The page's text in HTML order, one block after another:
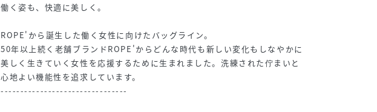
働く姿も、快適に美しく。
ROPE'から誕生した働く女性に向けたバッグライン。
50年以上続く老舗ブランドROPE'からどんな時代も新しい変化もしなやかに
美しく生きていく女性を応援するために生まれました。洗練された佇まいと
心地よい機能性を追求しています。
--------------------------------